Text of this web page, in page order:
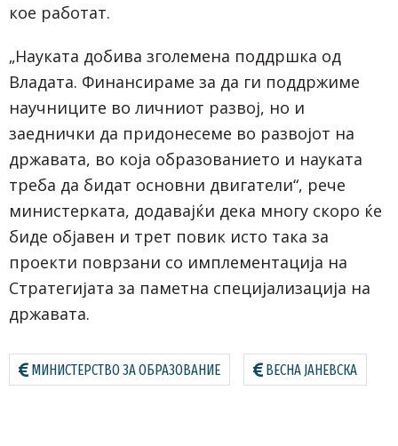
кое работат.
„Науката добива зголемена поддршка од
Владата. Финансираме за да ги поддржиме
научниците во личниот развој, но и
заеднички да придонесеме во развојот на
државата, во која образованието и науката
треба да бидат основни двигатели“, рече
министерката, додавајќи дека многу скоро ќе
биде објавен и трет повик исто така за
проекти поврзани со имплементација на
Стратегијата за паметна специјализација на
државата.
МИНИСТЕРСТВО ЗА ОБРАЗОВАНИЕ ВЕСНА ЈАНЕВСКА